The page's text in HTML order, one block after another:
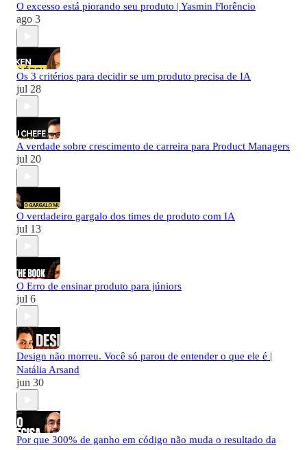
O excesso está piorando seu produto | Yasmin Florêncio
ago 3
Os 3 critérios para decidir se um produto precisa de IA
jul 28
A verdade sobre crescimento de carreira para Product Managers
jul 20
O verdadeiro gargalo dos times de produto com IA
jul 13
O Erro de ensinar produto para júniors
jul 6
Design não morreu. Você só parou de entender o que ele é |
Natália Arsand
jun 30
Por que 300% de ganho em código não muda o resultado da